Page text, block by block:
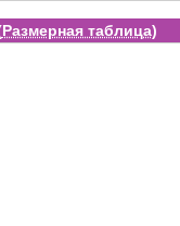
Размерная таблица)